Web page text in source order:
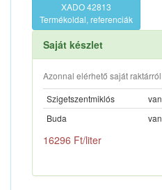
XADO 42813
Termékoldal, referenciák
Saját készlet
Azonnal elérhető saját raktárról
Szigetszentmiklós
van
Buda
van
16296 Ft/liter